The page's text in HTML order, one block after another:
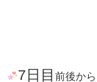
7日目 前後か